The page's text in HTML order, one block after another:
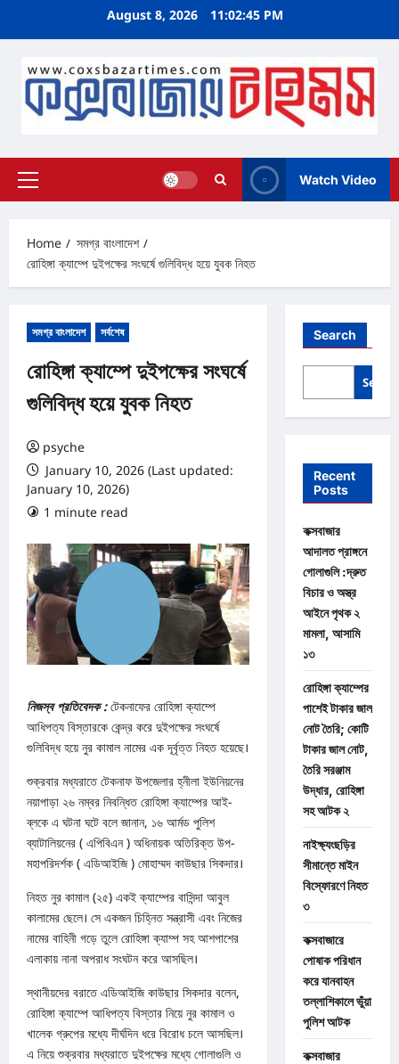
August 8, 2026 11:02:46 PM
Primary
Watch Video
Home
সমগ্র বাংলাদেশ
রোহিঙ্গা ক্যাম্পে দুইপক্ষের সংঘর্ষে গুলিবিদ্ধ হয়ে যুবক নিহত
সমগ্র বাংলাদেশ সর্বশেষ
রোহিঙ্গা ক্যাম্পে দুইপক্ষের সংঘর্ষে
গুলিবিদ্ধ হয়ে যুবক নিহত
psyche
January 10, 2026 (Last updated:
January 10, 2026)
1 minute read
নিজস্ব প্রতিবেদক :টেকনাফের রোহিঙ্গা ক্যাম্পে
আধিপত্য বিস্তারকে কেন্দ্র করে দুইপক্ষের সংঘর্ষে
গুলিবিদ্ধ হয়ে নুর কামাল নামের এক দূর্বৃত্ত নিহত হয়েছে।
শুক্রবার মধ্যরাতে টেকনাফ উপজেলার হ্নীলা ইউনিয়নের
নয়াপাড়া ২৬ নম্বর নিবন্ধিত রোহিঙ্গা ক্যাম্পের আই-
ব্লকে এ ঘটনা ঘটে বলে জানান, ১৬ আর্মড পুলিশ
ব্যাটালিয়নের ( এপিবিএন ) অধিনায়ক অতিরিক্ত উপ-
মহাপরিদর্শক ( এডিআইজি ) মোহাম্মদ কাউছার সিকদার।
নিহত নুর কামাল (২৫) একই ক্যাম্পের বাসিন্দা আবুল
কালামের ছেলে। সে একজন চিহ্নিত সন্ত্রাসী এবং নিজের
নামের বাহিনী গড়ে তুলে রোহিঙ্গা ক্যাম্প সহ আশপাশের
এলাকায় নানা অপরাধ সংঘটন করে আসছিল।
স্থানীয়দের বরাতে এডিআইজি কাউছার সিকদার বলেন,
রোহিঙ্গা ক্যাম্পে আধিপত্য বিস্তার নিয়ে নুর কামাল ও
খালেক গ্রুপের মধ্যে দীর্ঘদিন ধরে বিরোধ চলে আসছিল।
এ নিয়ে শুক্রবার মধ্যরাতে দুইপক্ষের মধ্যে গোলাগুলি ও
Search
Recent
Posts
কক্সবাজার
আদালত প্রাঙ্গনে
গোলাগুলি :দ্রুত
বিচার ও অস্ত্র
আইনে পৃথক ২
মামলা, আসামি
১৩
রোহিঙ্গা ক্যাম্পের
পাশেই টাকার জাল
নোট তৈরি; কোটি
টাকার জাল নোট,
তৈরি সরঞ্জাম
উদ্ধার, রোহিঙ্গা
সহ আটক ২
নাইক্ষ্যংছড়ির
সীমান্তে মাইন
বিস্ফোরণে নিহত
৩
কক্সবাজারে
পোষাক পরিধান
করে যানবাহন
তল্লাশিকালে ভুঁয়া
পুলিশ আটক
কক্সবাজার